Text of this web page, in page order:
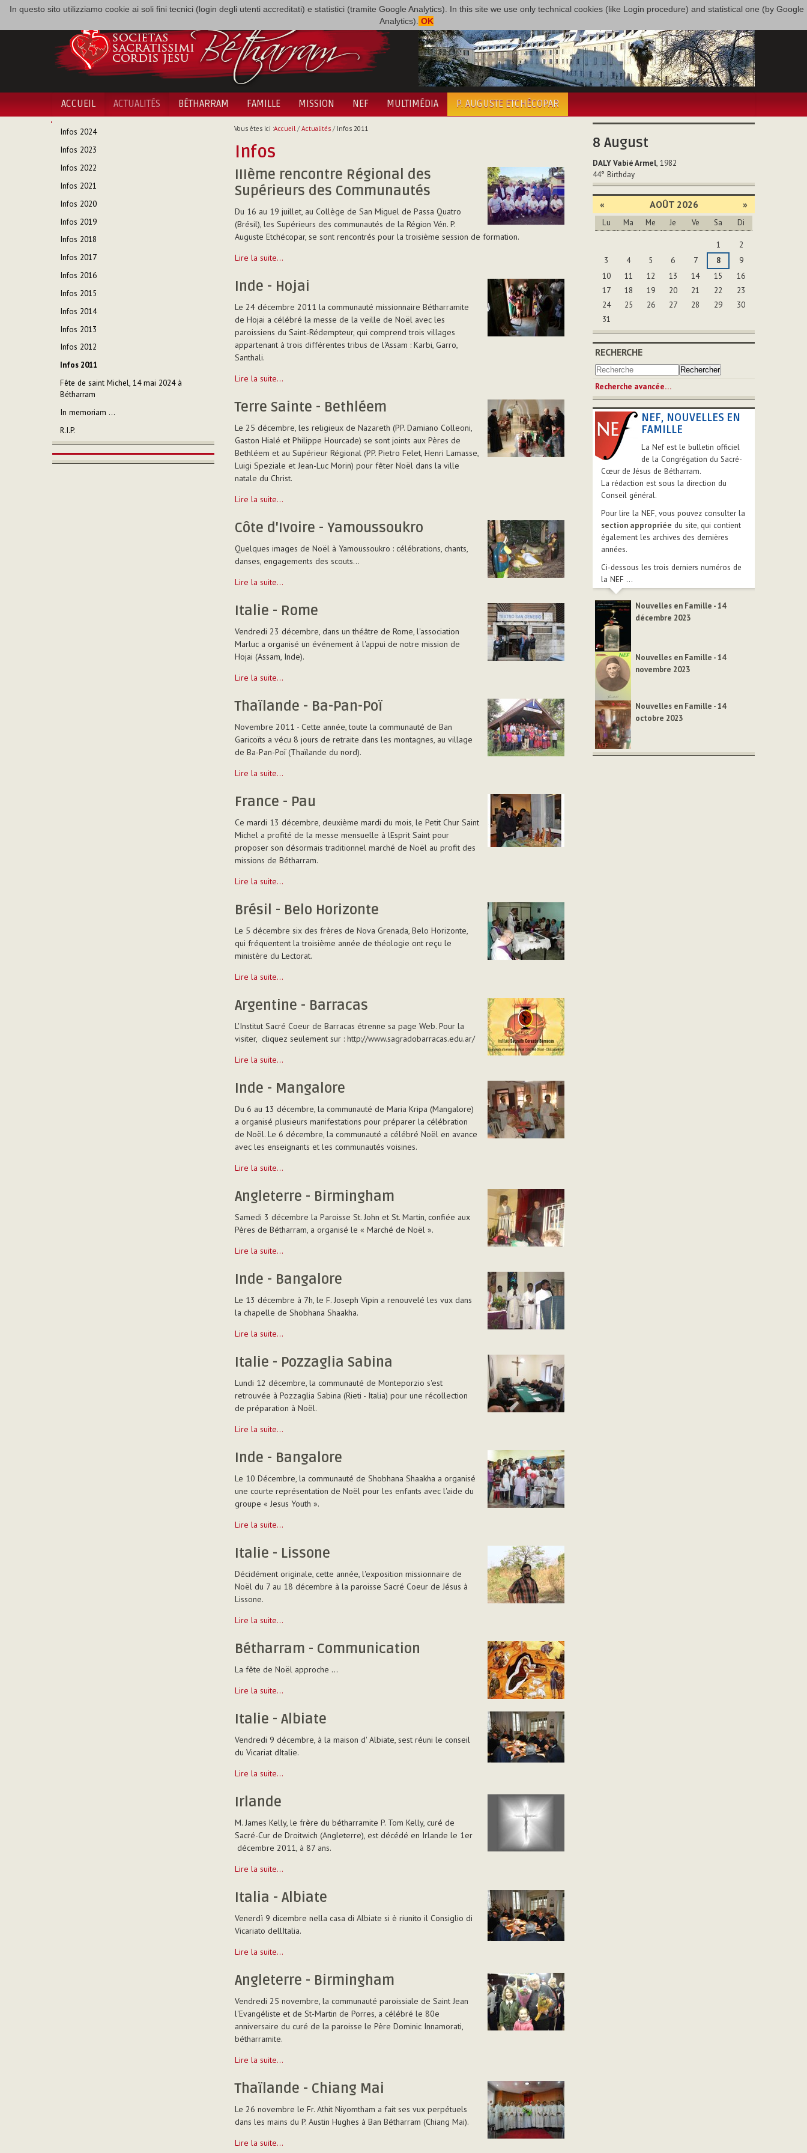
In questo sito utilizziamo cookie ai soli fini tecnici (login degli utenti accreditati) e statistici (tramite Google Analytics). In this site we use only technical cookies (like Login procedure) and statistical one (by Google
Analytics). OK
ACCUEIL ACTUALITÉS BÉTHARRAM FAMILLE MISSION NEF MULTIMÉDIA P. AUGUSTE ETCHÉCOPAR
NAVIGATION
Infos 2024
Infos 2023
Infos 2022
Infos 2021
Infos 2020
Infos 2019
Infos 2018
Infos 2017
Infos 2016
Infos 2015
Infos 2014
Infos 2013
Infos 2012
Infos 2011
Fête de saint Michel, 14 mai 2024 à
Bétharram
In memoriam ...
R.I.P.
Vous êtes ici :Accueil/ Actualités/ Infos 2011
Infos
IIIème rencontre Régional des
Supérieurs des Communautés
Du 16 au 19 juillet, au Collège de San Miguel de Passa Quatro
(Brésil), les Supérieurs des communautés de la Région Vén. P.
Auguste Etchécopar, se sont rencontrés pour la troisième session de formation.
IIIème
Régional
Supérieurs
des
Communautés
-
Lire la suite…
Inde - Hojai
Le 24 décembre 2011 la communauté missionnaire Bétharramite
de Hojai a célébré la messe de la veille de Noël avec les
paroissiens du Saint-Rédempteur, qui comprend trois villages
appartenant à trois différentes tribus de l'Assam : Karbi, Garro,
Santhali.
Inde
Hojai
Lire la suite…
Terre Sainte - Bethléem
Le 25 décembre, les religieux de Nazareth (PP. Damiano Colleoni,
Gaston Hialé et Philippe Hourcade) se sont joints aux Pères de
Bethléem et au Supérieur Régional (PP. Pietro Felet, Henri Lamasse,
Luigi Speziale et Jean-Luc Morin) pour fêter Noël dans la ville
natale du Christ.
Terre
-
-
Lire la suite…
Côte d'Ivoire - Yamoussoukro
Quelques images de Noël à Yamoussoukro : célébrations, chants,
danses, engagements des scouts...
Côte
-
-
Lire la suite…
Italie - Rome
Vendredi 23 décembre, dans un théâtre de Rome, l'association
Marluc a organisé un événement à l'appui de notre mission de
Hojai (Assam, Inde).
Italie
Rome
Lire la suite…
Thaïlande - Ba-Pan-Poï
Novembre 2011 - Cette année, toute la communauté de Ban
Garicoïts a vécu 8 jours de retraite dans les montagnes, au village
de Ba-Pan-Poï (Thaïlande du nord).
Thaïlande
Ba-
Poï
-
Lire la suite…
France - Pau
Ce mardi 13 décembre, deuxième mardi du mois, le Petit Chur Saint
Michel a profité de la messe mensuelle à lEsprit Saint pour
proposer son désormais traditionnel marché de Noël au profit des
missions de Bétharram.
France
Pau
Lire la suite…
Brésil - Belo Horizonte
Le 5 décembre six des frères de Nova Grenada, Belo Horizonte,
qui fréquentent la troisième année de théologie ont reçu le
ministère du Lectorat.
Brésil
Belo
Horizonte
-
Lire la suite…
Argentine - Barracas
L'Institut Sacré Coeur de Barracas étrenne sa page Web. Pour la
visiter, cliquez seulement sur : http://www.sagradobarracas.edu.ar/
Argentine
Barracas
Lire la suite…
Inde - Mangalore
Du 6 au 13 décembre, la communauté de Maria Kripa (Mangalore)
a organisé plusieurs manifestations pour préparer la célébration
de Noël. Le 6 décembre, la communauté a célébré Noël en avance
avec les enseignants et les communautés voisines.
Inde
Mangalore
Lire la suite…
Angleterre - Birmingham
Samedi 3 décembre la Paroisse St. John et St. Martin, confiée aux
Pères de Bétharram, a organisé le « Marché de Noël ».
Angleterre
Birmingham
Lire la suite…
Inde - Bangalore
Le 13 décembre à 7h, le F. Joseph Vipin a renouvelé les vux dans
la chapelle de Shobhana Shaakha.
Inde
Bangalore
Lire la suite…
Italie - Pozzaglia Sabina
Lundi 12 décembre, la communauté de Monteporzio s'est
retrouvée à Pozzaglia Sabina (Rieti - Italia) pour une récollection
de préparation à Noël.
Italie
Pozzaglia
-
Lire la suite…
Inde - Bangalore
Le 10 Décembre, la communauté de Shobhana Shaakha a organisé
une courte représentation de Noël pour les enfants avec l'aide du
groupe « Jesus Youth ».
Inde
Bangalore
Lire la suite…
Italie - Lissone
Décidément originale, cette année, l'exposition missionnaire de
Noël du 7 au 18 décembre à la paroisse Sacré Coeur de Jésus à
Lissone.
Italie
Lissone
Lire la suite…
Bétharram - Communication
La fête de Noël approche ...
Bétharram
Communication
Lire la suite…
Italie - Albiate
Vendredi 9 décembre, à la maison d' Albiate, sest réuni le conseil
du Vicariat dItalie.
Italie
Albiate
Lire la suite…
Irlande
M. James Kelly, le frère du bétharramite P. Tom Kelly, curé de
Sacré-Cur de Droitwich (Angleterre), est décédé en Irlande le 1er
décembre 2011, à 87 ans.
Irlande
Lire la suite…
Italia - Albiate
Venerdì 9 dicembre nella casa di Albiate si è riunito il Consiglio di
Vicariato dellItalia.
Italia
Albiate
Lire la suite…
Angleterre - Birmingham
Vendredi 25 novembre, la communauté paroissiale de Saint Jean
l'Evangéliste et de St-Martin de Porres, a célébré le 80e
anniversaire du curé de la paroisse le Père Dominic Innamorati,
bétharramite.
Angleterre
Birmingham
Lire la suite…
Thaïlande - Chiang Mai
Le 26 novembre le Fr. Athit Niyomtham a fait ses vux perpétuels
dans les mains du P. Austin Hughes à Ban Bétharram (Chiang Mai).
Thaïlande
Lire la suite…
8 August
DALY Vabié Armel, 1982
44° Birthday
« AOÛT 2026 »
Lu Ma Me Je Ve Sa Di
1
2
3
4 5 6 7 8
9
10
11 12 13 14 15
16
17
18 19 20 21 22
23
24
25 26 27 28 29
30
31
RECHERCHE
Recherche avancée…
NEF, NOUVELLES EN
FAMILLE
La Nef est le bulletin officiel
de la Congrégation du Sacré-
Cœur de Jésus de Bétharram.
La rédaction est sous la direction du
Conseil général.
Pour lire la NEF, vous pouvez consulter la
section appropriée du site, qui contient
également les archives des dernières
années.
Ci-dessous les trois derniers numéros de
la NEF ...
Nouvelles en Famille - 14
décembre 2023
Nouvelles en Famille - 14
novembre 2023
Nouvelles en Famille - 14
octobre 2023